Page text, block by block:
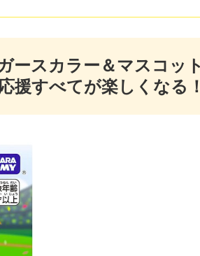
ースカラー＆マスコッ
援すべてが楽しくなる！